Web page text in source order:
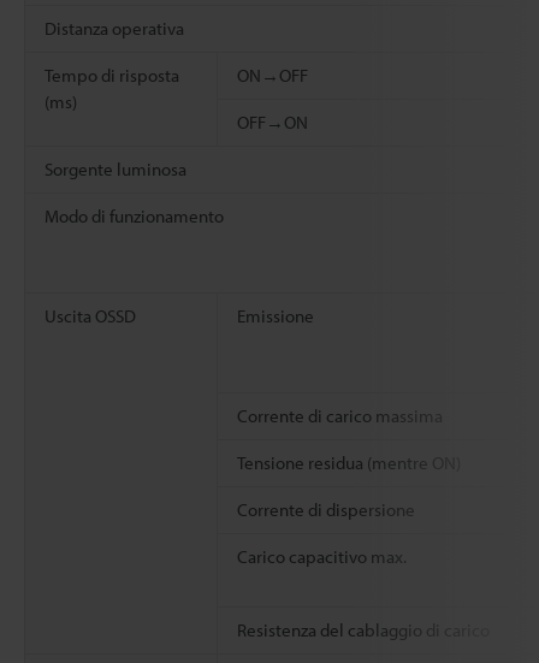
Distanza operativa
Tempo di risposta
(ms)
ON→OFF
OFF→ON
Sorgente luminosa
Modo di funzionamento
Uscita OSSD Emissione
Corrente di carico massima
Tensione residua (mentre ON)
Corrente di dispersione
Carico capacitivo max.
Resistenza del cablaggio di carico